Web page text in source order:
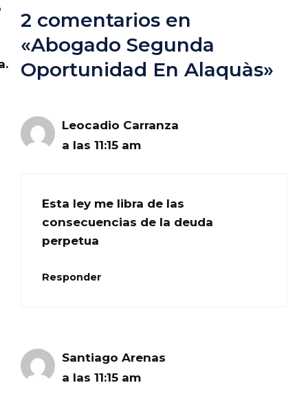
2 comentarios en
«Abogado Segunda
Oportunidad En Alaquàs»
Leocadio Carranza
a las 11:15 am
Esta ley me libra de las
consecuencias de la deuda
perpetua
Responder
Santiago Arenas
a las 11:15 am